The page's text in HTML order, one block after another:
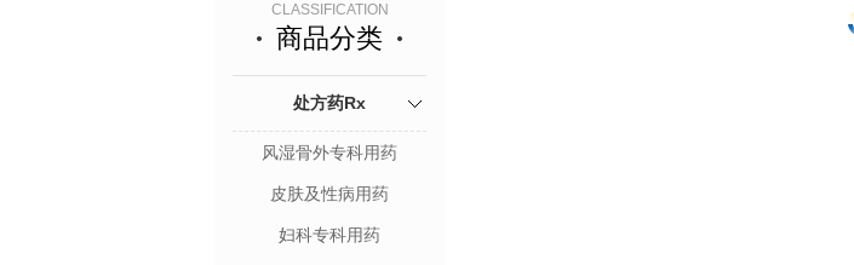
CLASSIFICATION
商品分类
处方药Rx
风湿骨外专科用药
皮肤及性病用药
妇科专科用药